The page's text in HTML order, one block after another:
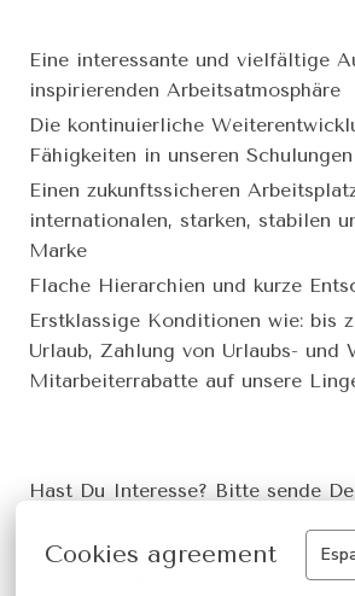
Cookies agreement
Eine interessante und vielfältige
inspirierenden Arbeitsatmosphäre
Die kontinuierliche
Fähigkeiten in unseren Schulungen
Einen zukunftssicheren
internationalen, starken, stabilen
Marke
Flache Hierarchien und kurze
Erstklassige Konditionen wie: bis
Urlaub, Zahlung von Urlaubs- und
Mitarbeiterrabatte auf unsere
Hast Du Interesse? Bitte sende